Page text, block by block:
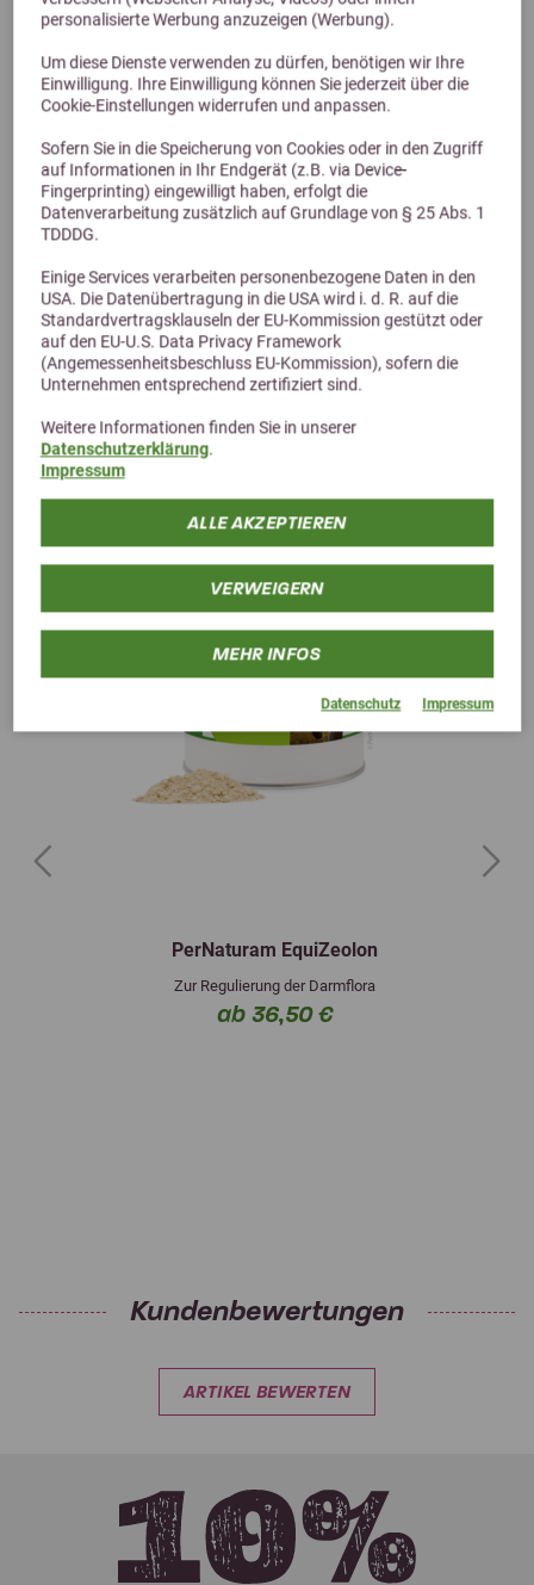
personalisierte Werbung anzuzeigen (Werbung).
Um diese Dienste verwenden zu dürfen, benötigen wir Ihre
Einwilligung. Ihre Einwilligung können Sie jederzeit über die
Cookie-Einstellungen widerrufen und anpassen.
Sofern Sie in die Speicherung von Cookies oder in den Zugriff
auf Informationen in Ihr Endgerät (z.B. via Device-
Fingerprinting) eingewilligt haben, erfolgt die
Datenverarbeitung zusätzlich auf Grundlage von § 25 Abs. 1
TDDDG.
Einige Services verarbeiten personenbezogene Daten in den
USA. Die Datenübertragung in die USA wird i. d. R. auf die
Standardvertragsklauseln der EU-Kommission gestützt oder
auf den EU-U.S. Data Privacy Framework
(Angemessenheitsbeschluss EU-Kommission), sofern die
Unternehmen entsprechend zertifiziert sind.
Weitere Informationen finden Sie in unserer
Datenschutzerklärung.
Impressum
ALLE AKZEPTIEREN
VERWEIGERN
MEHR INFOS
Datenschutz Impressum
Stiefel Thymian 500g
gerebelt
9,90 €
Alternative Produkte
PerNaturam EquiZeolon
Zur Regulierung der Darmflora
ab 36,50 €
Previous Next
Kundenbewertungen
ARTIKEL BEWERTEN